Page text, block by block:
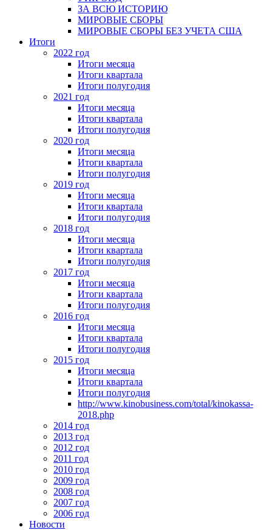
ЗА ВСЮ ИСТОРИЮ
МИРОВЫЕ СБОРЫ
МИРОВЫЕ СБОРЫ БЕЗ УЧЕТА США
Итоги
2022 год
Итоги месяца
Итоги квартала
Итоги полугодия
2021 год
Итоги месяца
Итоги квартала
Итоги полугодия
2020 год
Итоги месяца
Итоги квартала
Итоги полугодия
2019 год
Итоги месяца
Итоги квартала
Итоги полугодия
2018 год
Итоги месяца
Итоги квартала
Итоги полугодия
2017 год
Итоги месяца
Итоги квартала
Итоги полугодия
2016 год
Итоги месяца
Итоги квартала
Итоги полугодия
2015 год
Итоги месяца
Итоги квартала
Итоги полугодия
http://www.kinobusiness.com/total/kinokassa-
2018.php
2014 год
2013 год
2012 год
2011 год
2010 год
2009 год
2008 год
2007 год
2006 год
Новости